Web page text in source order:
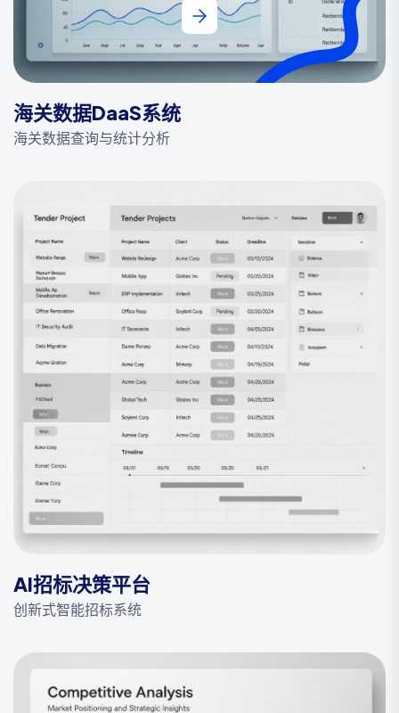
海关数据DaaS系统
海关数据查询与统计分析
AI招标决策平台
创新式智能招标系统